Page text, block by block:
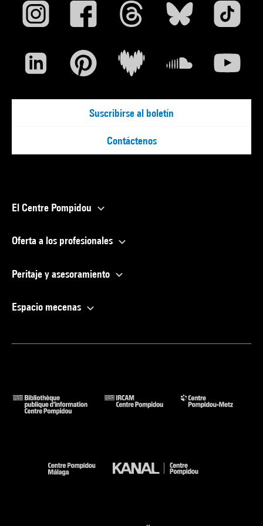
Suscribirse al boletín
Contáctenos
El Centre Pompidou
Oferta a los profesionales
Peritaje y asesoramiento
Espacio mecenas